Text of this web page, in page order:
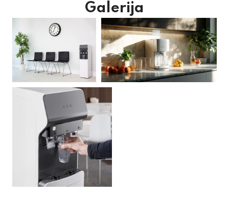
Galerija